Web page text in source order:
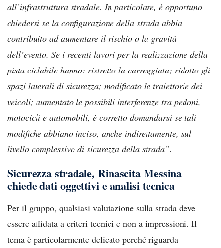
all’infrastruttura stradale. In particolare, è opportuno
chiedersi se la configurazione della strada abbia
contribuito ad aumentare il rischio o la gravità
dell’evento. Se i recenti lavori per la realizzazione della
pista ciclabile hanno: ristretto la carreggiata; ridotto gli
spazi laterali di sicurezza; modificato le traiettorie dei
veicoli; aumentato le possibili interferenze tra pedoni,
motocicli e automobili, è corretto domandarsi se tali
modifiche abbiano inciso, anche indirettamente, sul
livello complessivo di sicurezza della strada”.
Sicurezza stradale, Rinascita Messina
chiede dati oggettivi e analisi tecnica
Per il gruppo, qualsiasi valutazione sulla strada deve
essere affidata a criteri tecnici e non a impressioni. Il
tema è particolarmente delicato perché riguarda